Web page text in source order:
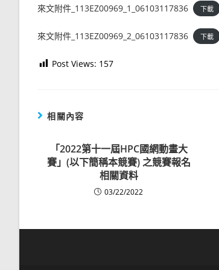
來文附件_113EZ00969_1_06103117836 下載
來文附件_113EZ00969_2_06103117836 下載
Post Views: 157
相關內容
「2022第十一屆HPC國網動畫大
賽」(以下簡稱本競賽) 之競賽報名
相關資料
03/22/2022